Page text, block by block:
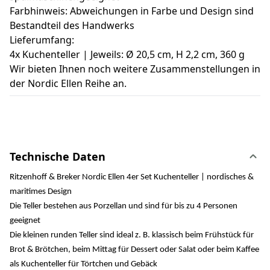
Farbhinweis: Abweichungen in Farbe und Design sind
Bestandteil des Handwerks
Lieferumfang:
4x Kuchenteller | Jeweils: Ø 20,5 cm, H 2,2 cm, 360 g
Wir bieten Ihnen noch weitere Zusammenstellungen in
der Nordic Ellen Reihe an.
Technische Daten
Ritzenhoff & Breker Nordic Ellen 4er Set Kuchenteller | nordisches &
maritimes Design
Die Teller bestehen aus Porzellan und sind für bis zu 4 Personen
geeignet
Die kleinen runden Teller sind ideal z. B. klassisch beim Frühstück für
Brot & Brötchen, beim Mittag für Dessert oder Salat oder beim Kaffee
als Kuchenteller für Törtchen und Gebäck